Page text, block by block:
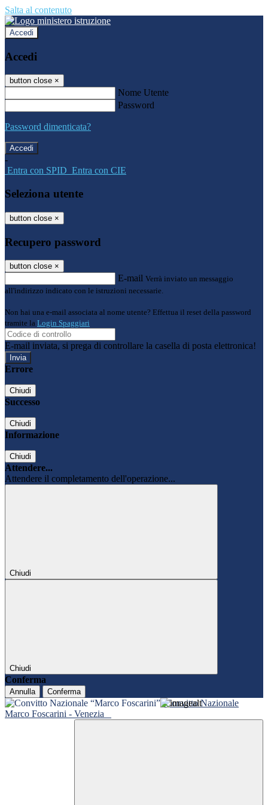
Salta al contenuto
Accedi
Accedi
button close ×
Nome Utente
Password
Password dimenticata?
-
Entra con SPID Entra con CIE
Seleziona utente
button close ×
Recupero password
button close ×
E-mail Verrà inviato un messaggio
all'indirizzo indicato con le istruzioni necessarie.
Non hai una e-mail associata al nome utente? Effettua il reset della password
tramite la Login Spaggiari
E-mail inviata, si prega di controllare la casella di posta elettronica!
Errore
Chiudi
Successo
Chiudi
Informazione
Chiudi
Attendere...
Attendere il completamento dell'operazione...
Chiudi
Chiudi
Conferma
Annulla Conferma
Convitto Nazionale
Marco Foscarini - Venezia